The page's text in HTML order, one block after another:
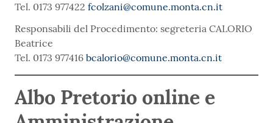
Tel. 0173 977422 fcolzani@comune.monta.cn.it
Responsabili del Procedimento: segreteria CALORIO
Beatrice
Tel. 0173 977416 bcalorio@comune.monta.cn.it
Albo Pretorio online e